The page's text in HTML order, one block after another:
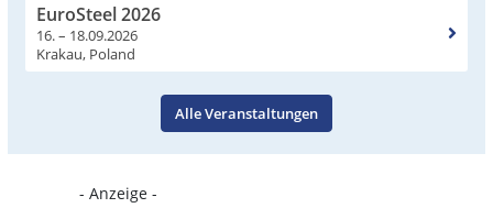
EuroSteel 2026
16. – 18.09.2026
Krakau, Poland
Alle Veranstaltungen
- Anzeige -